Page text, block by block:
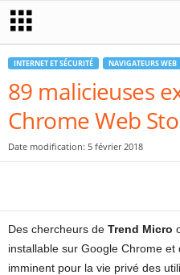
INTERNET ET SÉCURITÉ NAVIGATEURS WEB
89 malicieuses
Chrome Web
Date modification: 5 février 2018
Des chercheurs de Trend Micro
installable sur Google Chrome
imminent pour la vie privé des